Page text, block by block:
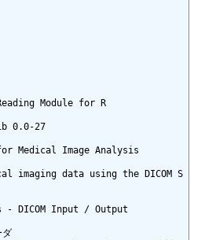
Module for R
0.0-27
Medical Image Analysis
imaging data using the DICOM S
- DICOM Input / Output